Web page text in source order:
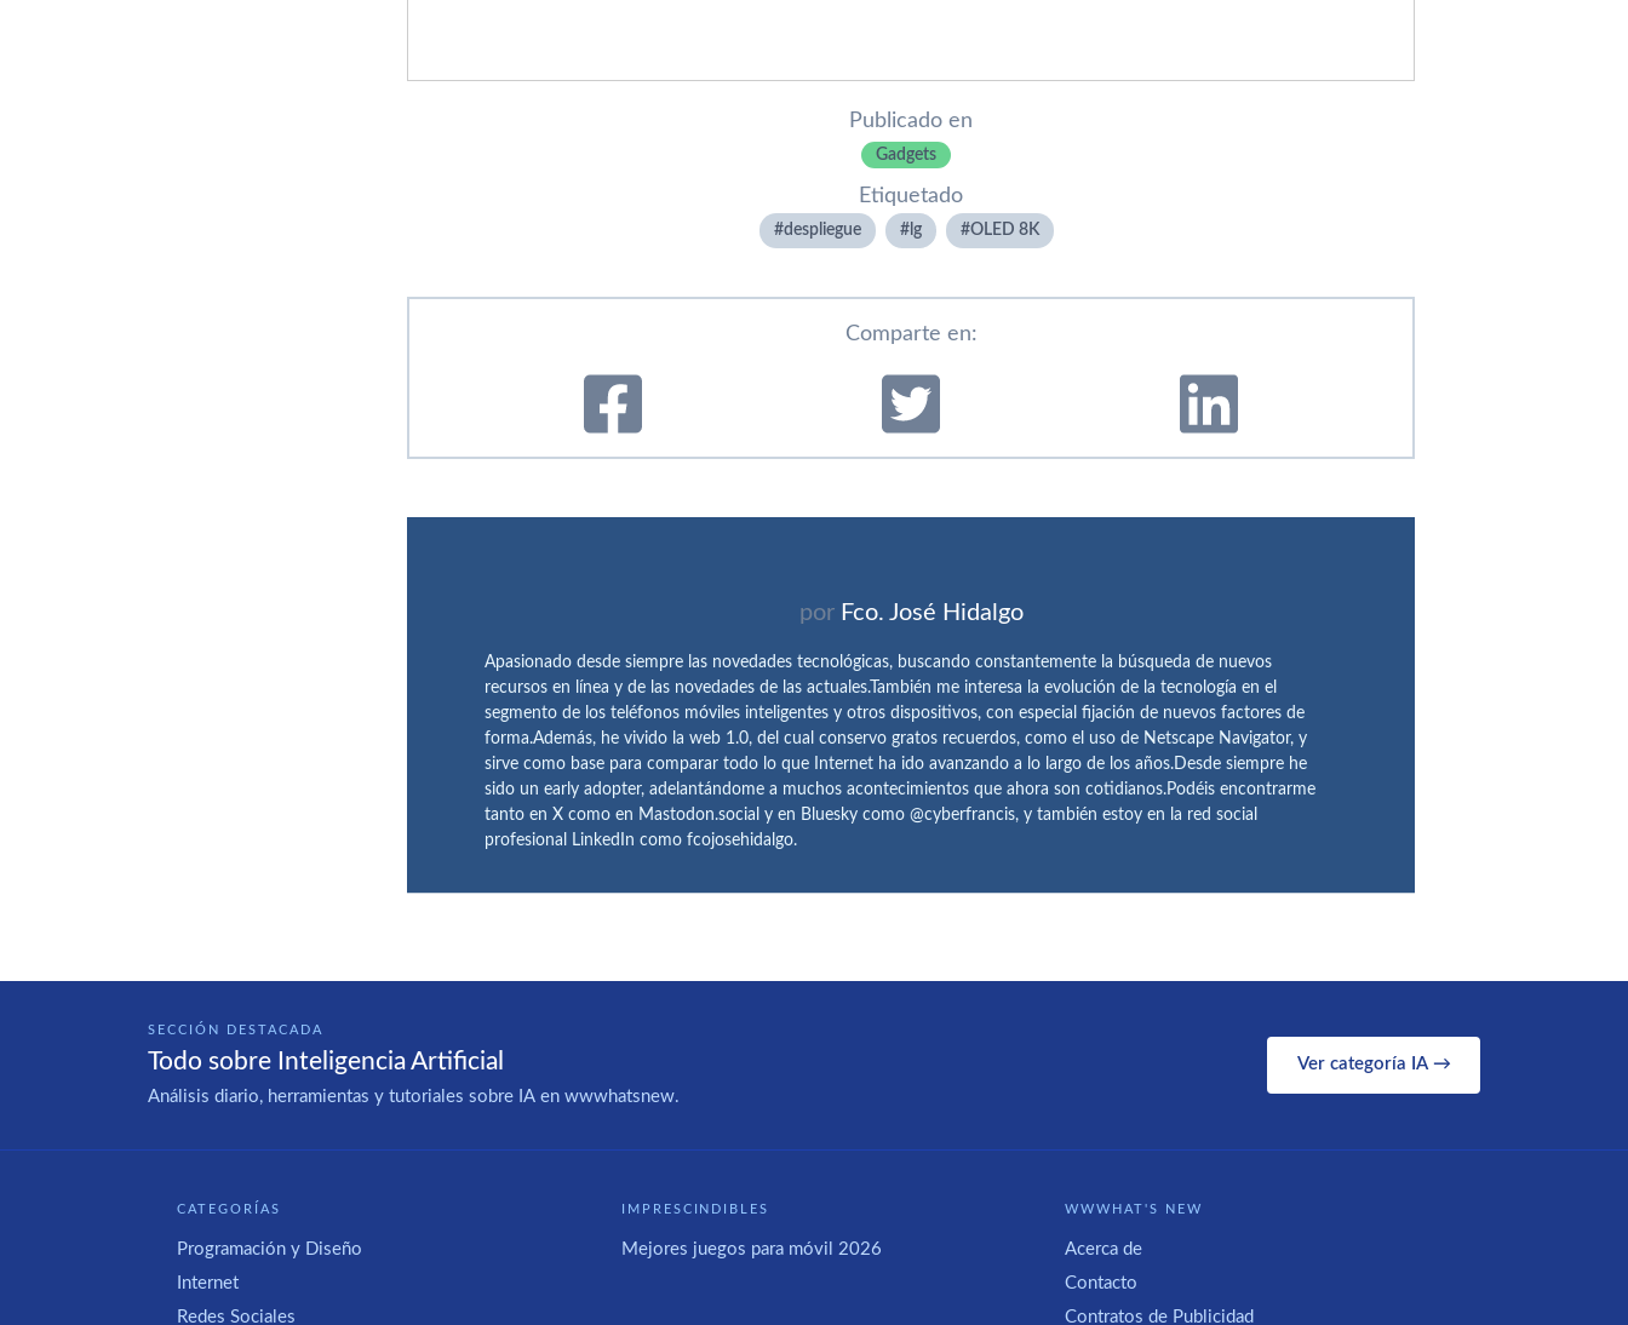
Publicado en
Gadgets
Etiquetado
despliegue lg OLED 8K
Comparte en:
por Fco. José Hidalgo
Apasionado desde siempre las novedades tecnológicas, buscando constantemente la búsqueda de nuevos
recursos en línea y de las novedades de las actuales.También me interesa la evolución de la tecnología en el
segmento de los teléfonos móviles inteligentes y otros dispositivos, con especial fijación de nuevos factores de
forma.Además, he vivido la web 1.0, del cual conservo gratos recuerdos, como el uso de Netscape Navigator, y
sirve como base para comparar todo lo que Internet ha ido avanzando a lo largo de los años.Desde siempre he
sido un early adopter, adelantándome a muchos acontecimientos que ahora son cotidianos.Podéis encontrarme
tanto en X como en Mastodon.social y en Bluesky como @cyberfrancis, y también estoy en la red social
profesional LinkedIn como fcojosehidalgo.
SECCIÓN DESTACADA
Todo sobre Inteligencia Artificial
Análisis diario, herramientas y tutoriales sobre IA en wwwhatsnew.
Ver categoría IA →
CATEGORÍAS
Programación y Diseño
Internet
Redes Sociales
IMPRESCINDIBLES
Mejores juegos para móvil 2026
WWWHAT'S NEW
Acerca de
Contacto
Contratos de Publicidad